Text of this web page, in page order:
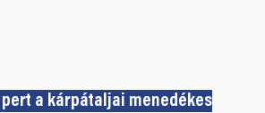
a kárpátaljai menedékes